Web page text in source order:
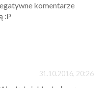
komentarze
:P
31.10.2016, 20:26